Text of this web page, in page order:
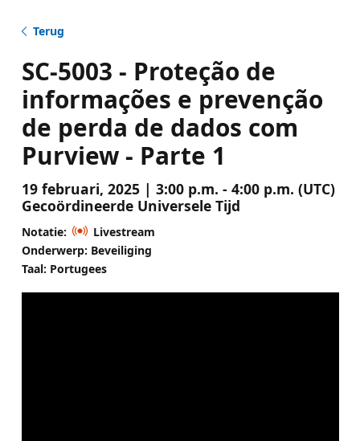
Terug
SC-5003 - Proteção de
informações e prevenção
de perda de dados com
Purview - Parte 1
19 februari, 2025 | 3:00 p.m. - 4:00 p.m. (UTC)
Gecoördineerde Universele Tijd
Notatie:
Livestream
Onderwerp: Beveiliging
Taal: Portugees